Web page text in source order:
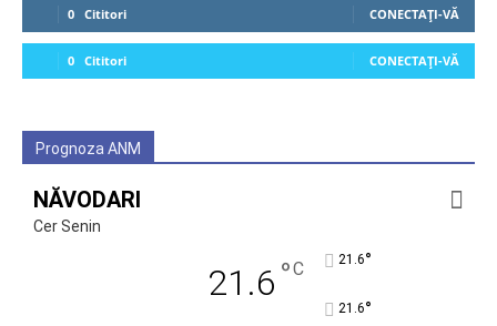
0 Cititori CONECTAȚI-VĂ
0 Cititori CONECTAȚI-VĂ
Prognoza ANM
NĂVODARI
Cer Senin
21.6 °C 21.6°
21.6°